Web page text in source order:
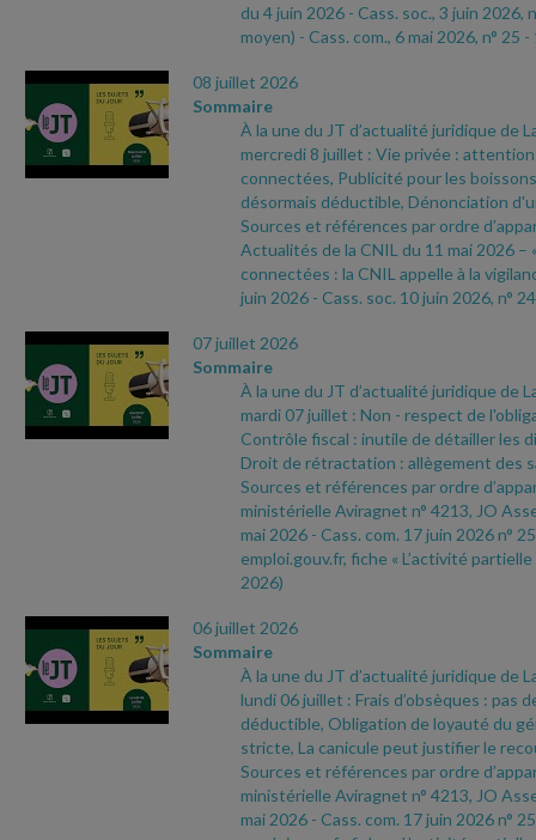
du 4 juin 2026 - Cass. soc., 3 juin 2026,
moyen) - Cass. com., 6 mai 2026, n° 25 -
08 juillet 2026
Sommaire
À la une du JT d’actualité juridique de
mercredi 8 juillet : Vie privée :
connectées, Publicité pour les
désormais déductible, Dénonciation
Sources et références par ordre
Actualités de la CNIL du 11 mai 2026 –
connectées : la CNIL appelle à la
juin 2026 - Cass. soc. 10 juin 2026, n° 24
07 juillet 2026
Sommaire
À la une du JT d’actualité juridique de
mardi 07 juillet : Non - respect de
Contrôle fiscal : inutile de détailler les
Droit de rétractation : allègement des
Sources et références par ordre
ministérielle Aviragnet n° 4213, JO
mai 2026 - Cass. com. 17 juin 2026 n° 25
emploi.gouv.fr, fiche « L’activité
2026)
06 juillet 2026
Sommaire
À la une du JT d’actualité juridique de
lundi 06 juillet : Frais d’obsèques : pas
déductible, Obligation de loyauté du
stricte, La canicule peut justifier le
Sources et références par ordre
ministérielle Aviragnet n° 4213, JO
mai 2026 - Cass. com. 17 juin 2026 n° 25